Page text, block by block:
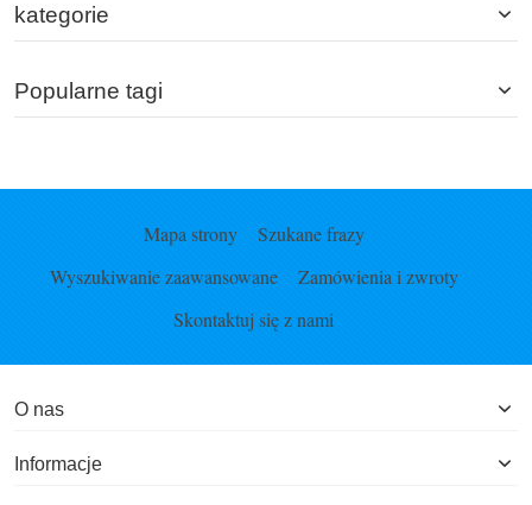
kategorie
Popularne tagi
Mapa strony
Szukane frazy
Wyszukiwanie zaawansowane
Zamówienia i zwroty
Skontaktuj się z nami
O nas
Informacje